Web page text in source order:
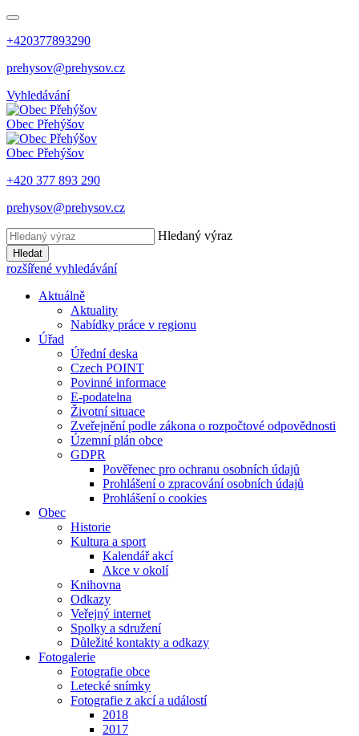
+420377893290
prehysov@prehysov.cz
Vyhledávání
Obec Přehýšov
Obec Přehýšov
+420 377 893 290
prehysov@prehysov.cz
Hledaný výraz
Hledat
rozšířené vyhledávání
Aktuálně
Aktuality
Nabídky práce v regionu
Úřad
Úřední deska
Czech POINT
Povinné informace
E-podatelna
Životní situace
Zveřejnění podle zákona o rozpočtové odpovědnosti
Územní plán obce
GDPR
Pověřenec pro ochranu osobních údajů
Prohlášení o zpracování osobních údajů
Prohlášení o cookies
Obec
Historie
Kultura a sport
Kalendář akcí
Akce v okolí
Knihovna
Odkazy
Veřejný internet
Spolky a sdružení
Důležité kontakty a odkazy
Fotogalerie
Fotografie obce
Letecké snímky
Fotografie z akcí a událostí
2018
2017